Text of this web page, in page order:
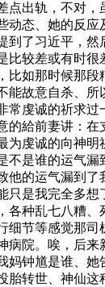
点出轨，不对
动态、她的反
到了习近平，
比较差或有时
比如那时候那
能故意自杀、
常虔诚的祈求过
的給前妻讲：在
为虔诚的向神
不是谁的运气
他的运气漏到
只是我完全多想
各种乱七八糟
细节等感觉那
病院。唉，后来
妈钟馗是谁、
胎转世、神仙